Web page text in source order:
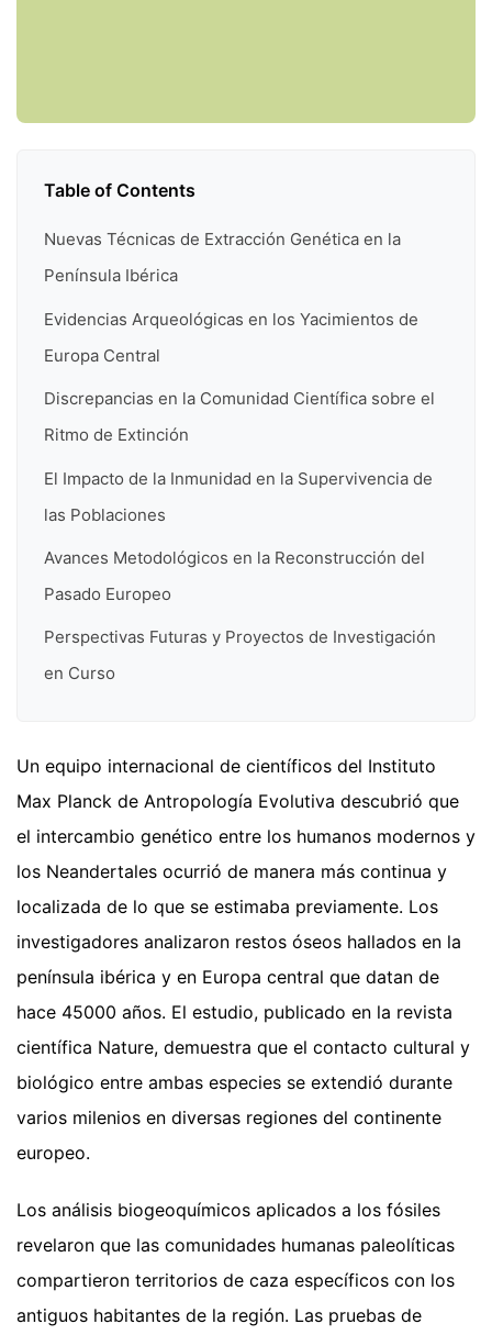
Table of Contents
Nuevas Técnicas de Extracción Genética en la
Península Ibérica
Evidencias Arqueológicas en los Yacimientos de
Europa Central
Discrepancias en la Comunidad Científica sobre el
Ritmo de Extinción
El Impacto de la Inmunidad en la Supervivencia de
las Poblaciones
Avances Metodológicos en la Reconstrucción del
Pasado Europeo
Perspectivas Futuras y Proyectos de Investigación
en Curso
Un equipo internacional de científicos del Instituto
Max Planck de Antropología Evolutiva descubrió que
el intercambio genético entre los humanos modernos y
los Neandertales ocurrió de manera más continua y
localizada de lo que se estimaba previamente. Los
investigadores analizaron restos óseos hallados en la
península ibérica y en Europa central que datan de
hace 45000 años. El estudio, publicado en la revista
científica Nature, demuestra que el contacto cultural y
biológico entre ambas especies se extendió durante
varios milenios en diversas regiones del continente
europeo.
Los análisis biogeoquímicos aplicados a los fósiles
revelaron que las comunidades humanas paleolíticas
compartieron territorios de caza específicos con los
antiguos habitantes de la región. Las pruebas de